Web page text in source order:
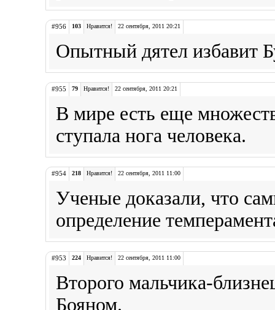
#956 103 Нравится! 22 сентября, 2011 20:21
Опытный дятел избавит
#955 79 Нравится! 22 сентября, 2011 20:21
В мире есть еще
ступала нога человека.
#954 218 Нравится! 22 сентября, 2011 11:00
Ученые доказали, что
определение
#953 224 Нравится! 22 сентября, 2011 11:00
Второго мальчика-
Бояном.